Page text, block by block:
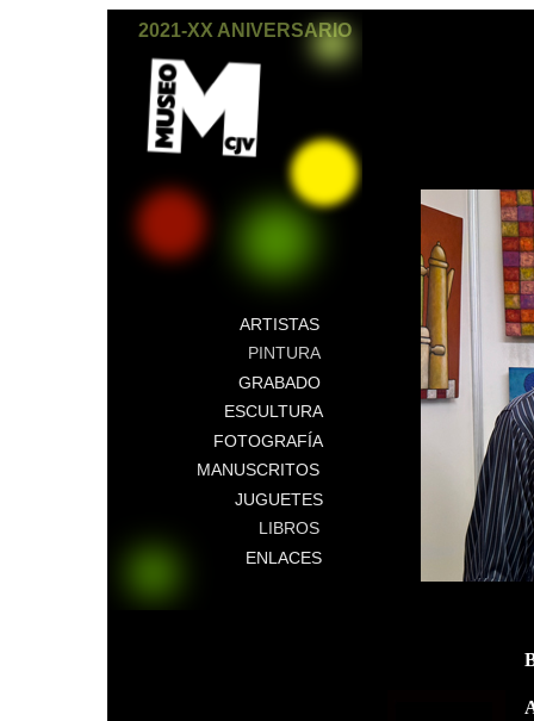
2021-XX ANIVERSARIO
ARTISTAS
PINTURA
GRABADO
ESCULTURA
FOTOGRAFÍA
MANUSCRITOS
JUGUETES
LIBROS
ENLACES